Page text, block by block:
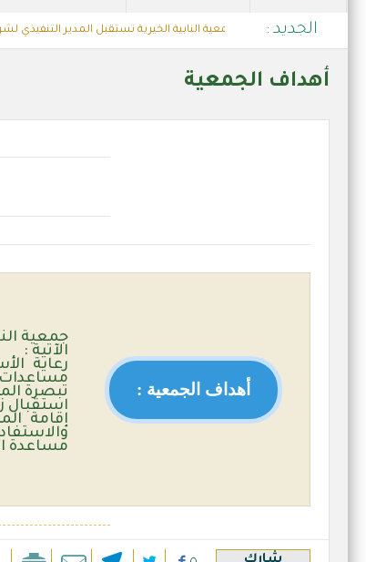
الجديد :المشترك جمعية النابية الخيرية تستقبل المدير التنفيذي
حياتهم أيسر)
أهداف الجمعية
جمعية
الآتية :
رعاية
مساعدات
تبصرة
استقبال
إقامة
مساعدة
أهداف الجمعية :